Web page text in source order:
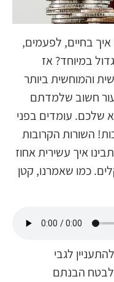
בחיים, לפעמים,
במיוחד? אז
והמוחשית ביותר
חשוב שלמדתם
עומדים בפני
השורות הקרובות
איך עשירית אחוז
כמו שאמרנו, קטן
לגבי
הבנתם